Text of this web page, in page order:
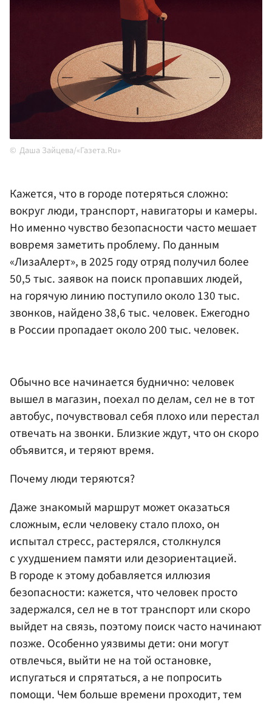
Даша Зайцева/«Газета.Ru»
Кажется, что в городе потеряться сложно:
вокруг люди, транспорт, навигаторы и камеры.
Но именно чувство безопасности часто мешает
вовремя заметить проблему. По данным
«ЛизаАлерт», в 2025 году отряд получил более
50,5 тыс. заявок на поиск пропавших людей,
на горячую линию поступило около 130 тыс.
звонков, найдено 38,6 тыс. человек. Ежегодно
в России пропадает около 200 тыс. человек.
Обычно все начинается буднично: человек
вышел в магазин, поехал по делам, сел не в тот
автобус, почувствовал себя плохо или перестал
отвечать на звонки. Близкие ждут, что он скоро
объявится, и теряют время.
Почему люди теряются?
Даже знакомый маршрут может оказаться
сложным, если человеку стало плохо, он
испытал стресс, растерялся, столкнулся
с ухудшением памяти или дезориентацией.
В городе к этому добавляется иллюзия
безопасности: кажется, что человек просто
задержался, сел не в тот транспорт или скоро
выйдет на связь, поэтому поиск часто начинают
позже. Особенно уязвимы дети: они могут
отвлечься, выйти не на той остановке,
испугаться и спрятаться, а не попросить
помощи. Чем больше времени проходит, тем